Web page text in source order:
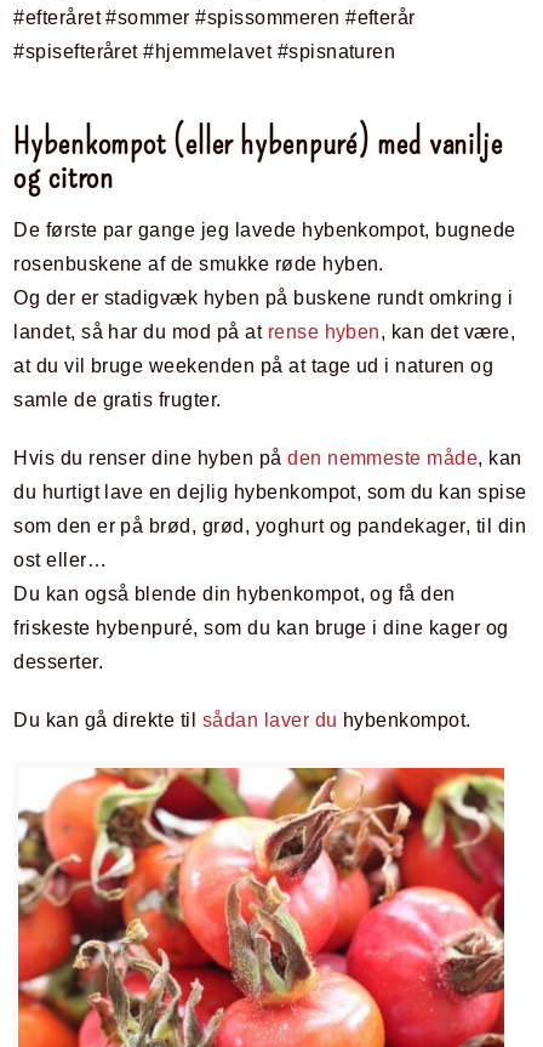
Hybenkompot (eller hybenpuré) med vanilje
og citron
De første par gange jeg lavede hybenkompot, bugnede
rosenbuskene af de smukke røde hyben.
Og der er stadigvæk hyben på buskene rundt omkring i
landet, så har du mod på at rense hyben, kan det være,
at du vil bruge weekenden på at tage ud i naturen og
samle de gratis frugter.
Hvis du renser dine hyben påden nemmeste måde, kan
du hurtigt lave en dejlig hybenkompot, som du kan spise
som den er på brød, grød, yoghurt og pandekager, til din
ost eller…
Du kan også blende din hybenkompot, og få den
friskeste hybenpuré, som du kan bruge i dine kager og
desserter.
Du kan gå direkte til sådan laver du hybenkompot.